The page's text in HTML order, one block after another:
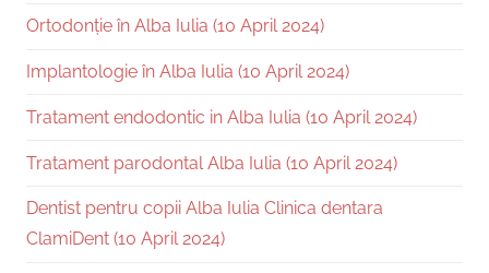
Ortodonție în Alba Iulia (10 April 2024)
Implantologie în Alba Iulia (10 April 2024)
Tratament endodontic in Alba Iulia (10 April 2024)
Tratament parodontal Alba Iulia (10 April 2024)
Dentist pentru copii Alba Iulia Clinica dentara
ClamiDent (10 April 2024)